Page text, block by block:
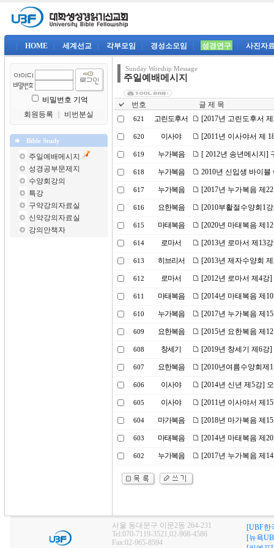
HOME 세계선교 각부모임 경성소모임 성경연구 사진자
비밀번호 기억
회원등록
비번분실
Bible Study
주일예배메시지
성경공부문제지
수양회강의
특강
구약강의자료실
신약강의자료실
강의안책자
Sunday Worship Message
주일예배메시지
번호 글 제 목
621 고린도후서 [2017년 고린도후서
620 이사야 [2011년 이사야서 제
619 누가복음 [ 2012년 송년메시지]
618 누가복음 2010년 신입생 바이블
617 누가복음 [2017년 누가복음 제
616 요한복음 [2010부활절수양회1
615 마태복음 [2020년 마태복음 제
614 로마서 [2013년 로마서 제13
613 히브리서 [2013년 제자수양회
612 로마서 [2012년 로마서 제4강
611 마태복음 [2014년 마태복음 제
610 누가복음 [2017년 누가복음 제
609 요한복음 [2015년 요한복음 제
608 창세기 [2019년 창세기 제6강
607 요한복음 [2010년여름수양회제
606 이사야 [2014년 신년 제5강]
605 이사야 [2011년 이사야서 제
604 마가복음 [2018년 마가복음 제
603 마태복음 [2014년 마태복음 제
602 누가복음 [2017년 누가복음 제
서울 동대문구 이문2동 264-231
Tel:070-7119-3521,02-968-4586
Fax:02-965-8594
[UBF한
[뉴욕